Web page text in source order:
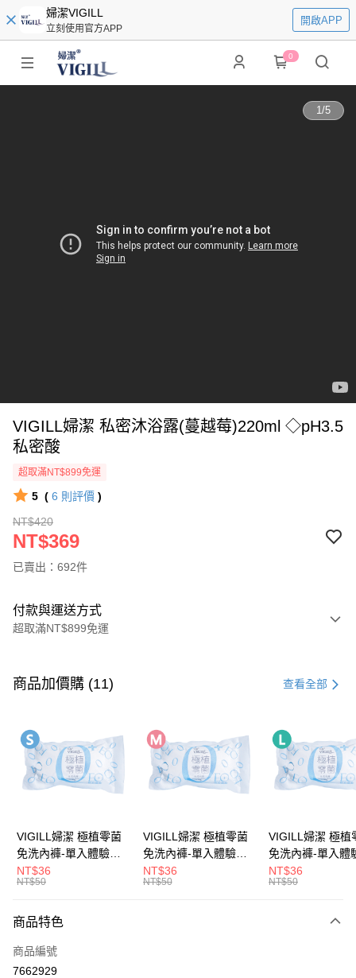
婦潔VIGILL
立刻使用官方APP
開啟APP
0
1/5
VIGILL婦潔 私密沐浴露(蔓越莓)220ml ◇pH3.5
私密酸
超取滿NT$899免運
5 ( 6 則評價 )
NT$420
NT$369
已賣出：692件
付款與運送方式
超取滿NT$899免運
信用卡一次付款
LINE Pay
Apple Pay
Google Pay
全盈+PAY
大哥付你分期
【大哥付你分期使用說明】
1.本服務由台灣大哥大提供，台灣大哥大用戶可立即使用無須另外申請。
AFTEE先享後付
商品加價購 (11) 查看全部
VIGILL婦潔 極植零菌
免洗內褲-單入體驗包
(S) ◇完美服貼。零束
縛◇
NT$36
NT$50
VIGILL婦潔 極植零菌
免洗內褲-單入體驗包
(M) ◇完美服貼。零束
縛◇
NT$36
NT$50
VIGILL婦潔 極植
免洗內褲-單入體
(L) ◇完美服貼。零束
縛◇
NT$36
NT$50
商品特色
商品編號
7662929